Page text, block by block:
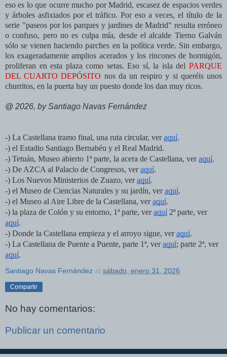
eso es lo que ocurre mucho por Madrid, escasez de espacios verdes
y árboles asfixiados por el tráfico. Por eso a veces, el título de la
serie "paseos por los parques y jardines de Madrid" resulta erróneo
o confuso, pero no es culpa mía, desde el alcalde Tierno Galván
sólo se vienen haciendo parches en la política verde. Sin embargo,
los exageradamente amplios acerados y los rincones de hormigón,
proliferan en esta plaza como setas. Eso sí, la isla del PARQUE
DEL CUARTO DEPÓSITO nos da un respiro y si queréis unos
churritos, en la puerta hay un puesto donde los dan muy ricos.
@ 2026, by Santiago Navas Fernández
-) La Castellana tramo final, una ruta circular, ver aquí.
-) el Estadio Santiago Bernabéu y el Real Madrid.
-) Tetuán, Museo abierto 1ª parte, la acera de Castellana, ver aquí.
-) De AZCA al Palacio de Congresos, ver aquí.
-) Los Nuevos Ministerios de Zuazo, ver aquí.
-) el Museo de Ciencias Naturales y su jardín, ver aquí.
-) el Museo al Aire Libre de la Castellana, ver aquí.
-) la plaza de Colón y su entorno, 1ª parte, ver aquí
2ª parte, ver
aquí.
-) Donde la Castellana empieza y el arroyo sigue, ver aquí.
-) La Castellana de Puente a Puente, parte 1ª, ver aquí
; parte 2ª, ver
aquí.
Santiago Navas Fernández at sábado, enero 31, 2026
Compartir
No hay comentarios:
Publicar un comentario